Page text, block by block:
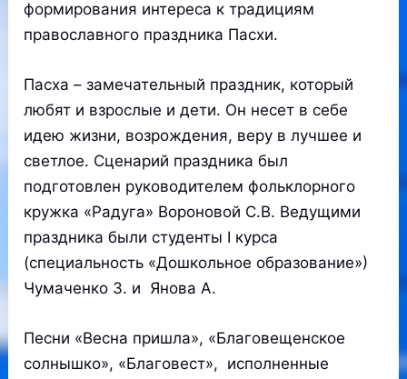
формирования интереса к традициям
православного праздника Пасхи.
Пасха – замечательный праздник, который
любят и взрослые и дети. Он несет в себе
идею жизни, возрождения, веру в лучшее и
светлое. Сценарий праздника был
подготовлен руководителем фольклорного
кружка «Радуга» Вороновой С.В. Ведущими
праздника были студенты I курса
(специальность «Дошкольное образование»)
Чумаченко З. и Янова А.
Песни «Весна пришла», «Благовещенское
солнышко», «Благовест», исполненные